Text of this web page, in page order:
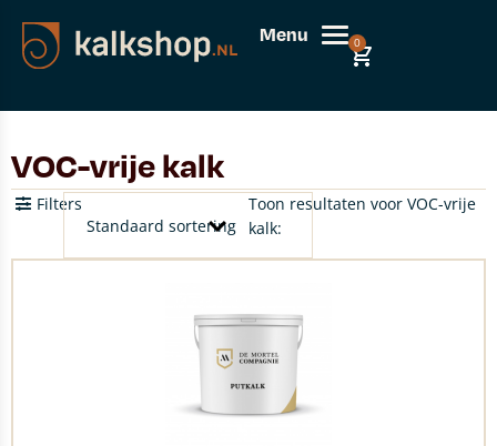
Menu 0
VOC-vrije kalk
Toon resultaten voor VOC-vrije
kalk:
Filters